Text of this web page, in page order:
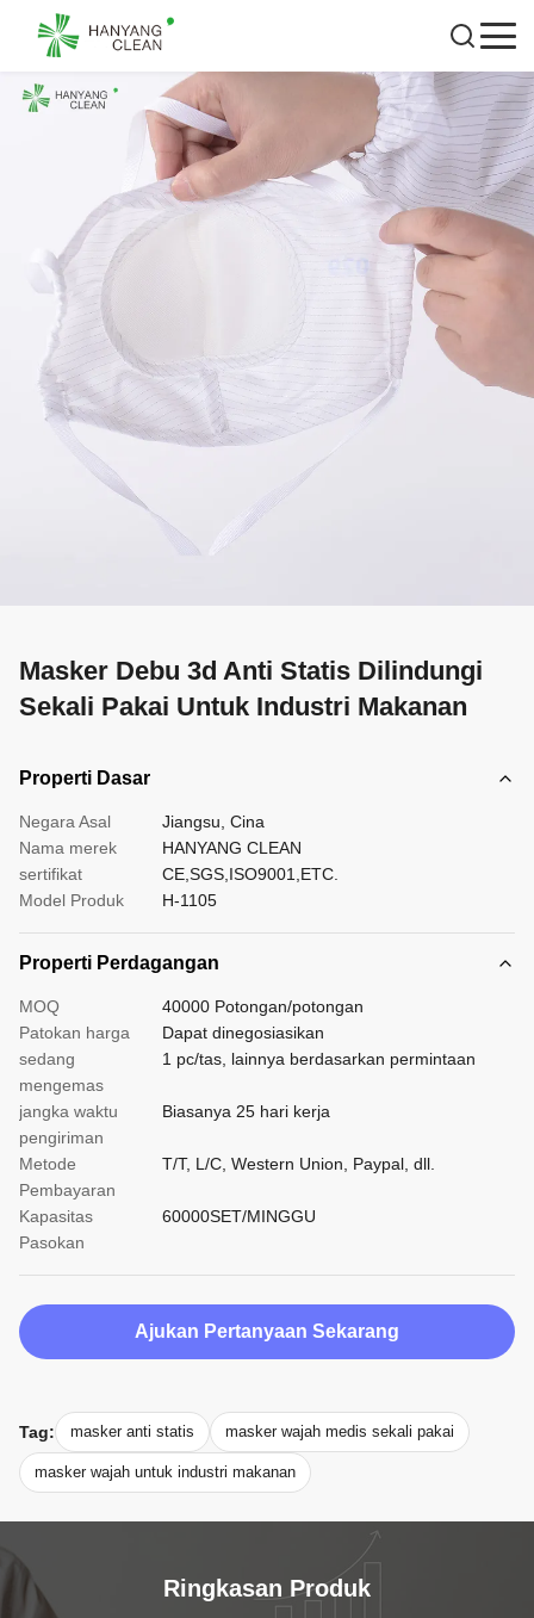
Masker Debu 3d Anti Statis Dilindungi
Sekali Pakai Untuk Industri Makanan
Properti Dasar
Negara Asal
Jiangsu, Cina
Nama merek
HANYANG CLEAN
sertifikat
CE,SGS,ISO9001,ETC.
Model Produk
H-1105
Properti Perdagangan
MOQ
40000 Potongan/potongan
Patokan harga
Dapat dinegosiasikan
sedang
mengemas
1 pc/tas, lainnya berdasarkan permintaan
jangka waktu
pengiriman
Biasanya 25 hari kerja
Metode
Pembayaran
T/T, L/C, Western Union, Paypal, dll.
Kapasitas
Pasokan
60000SET/MINGGU
Ajukan Pertanyaan Sekarang
Tag: masker anti statis masker wajah medis sekali pakai
masker wajah untuk industri makanan
Ringkasan Produk